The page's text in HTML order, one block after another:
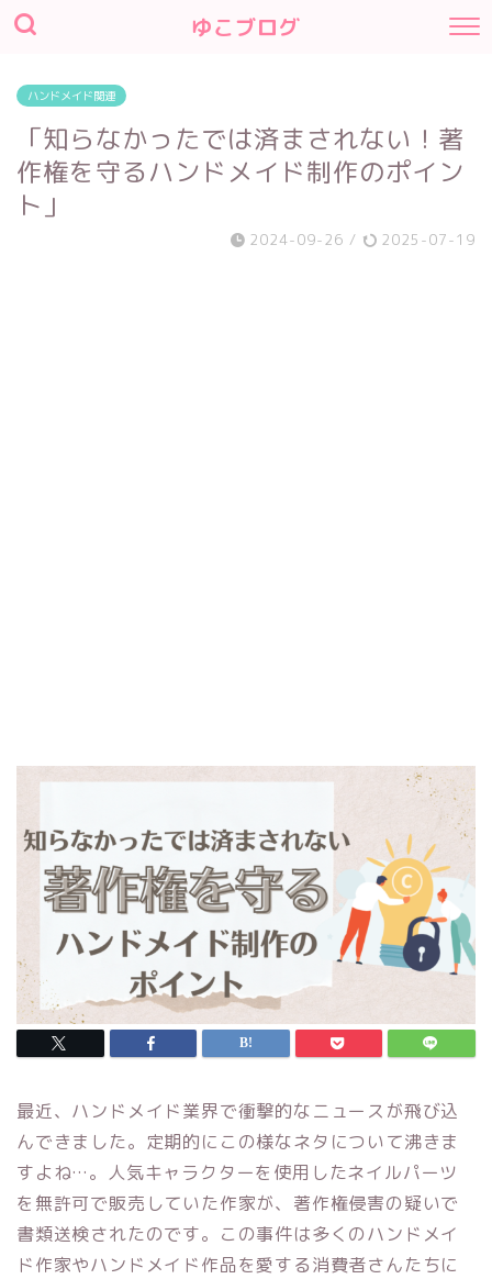
ゆこブログ
ハンドメイド関連
「知らなかったでは済まされない！著
作権を守るハンドメイド制作のポイン
ト」
2024-09-26 / 2025-07-19
最近、ハンドメイド業界で衝撃的なニュースが飛び込
んできました。定期的にこの様なネタについて沸きま
すよね…。人気キャラクターを使用したネイルパーツ
を無許可で販売していた作家が、著作権侵害の疑いで
書類送検されたのです。この事件は多くのハンドメイ
ド作家やハンドメイド作品を愛する消費者さんたちに